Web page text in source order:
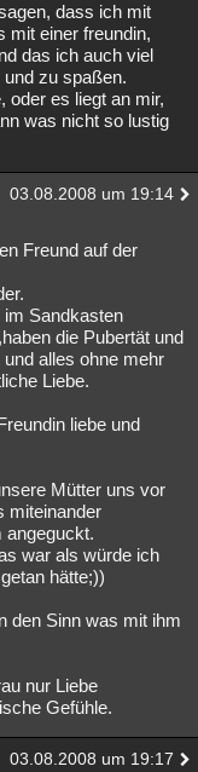
dass ich mit
mit einer freundin,
das ich auch viel
zu spaßen.
oder es liegt an mir,
was nicht so lustig
03.08.2008 um 19:14
Freund auf der
Sandkasten
die Pubertät und
alles ohne mehr
Liebe.
liebe und
Mütter uns vor
miteinander
angeguckt.
war als würde ich
hätte;))
den Sinn was mit ihm
nur Liebe
Gefühle.
03.08.2008 um 19:17